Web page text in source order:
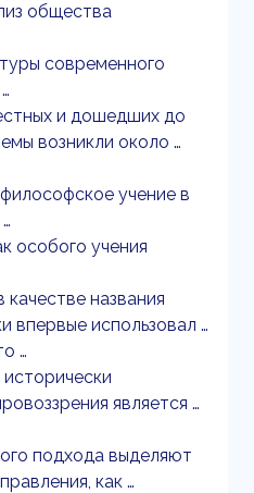
общества
современного
и дошедших до
возникли около …
учение в
особого учения
названия
впервые использовал …
…
является …
подхода выделяют
как …